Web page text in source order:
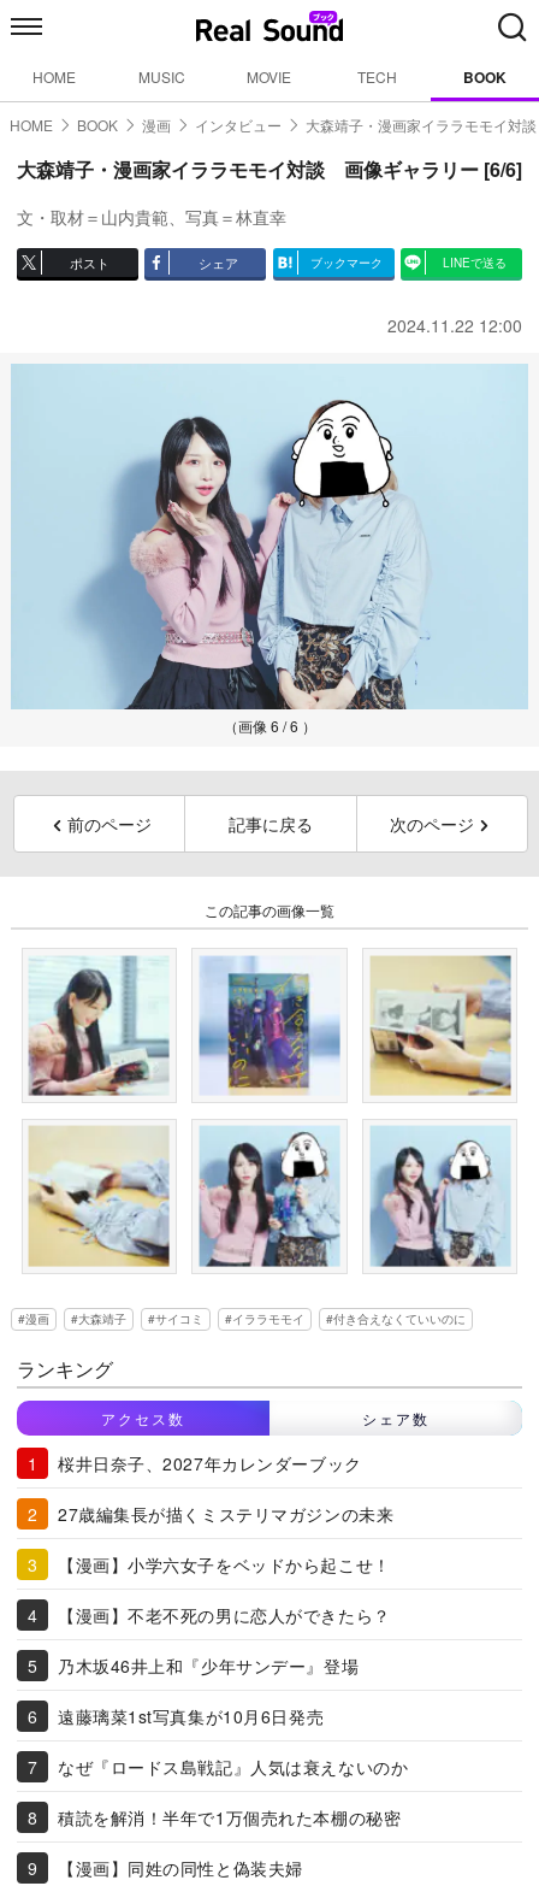
HOME MUSIC MOVIE TECH BOOK
HOME BOOK 漫画 インタビュー 大森靖子・漫画家イララモモイ対談
大森靖子・漫画家イララモモイ対談 画像ギャラリー [6/6]
文・取材＝山内貴範、写真＝林直幸
ポスト シェア ブックマーク LINEで送る
2024.11.22 12:00
（画像 6 / 6 ）
前のページ 記事に戻る 次のページ
この記事の画像一覧
漫画 大森靖子 サイコミ イララモモイ 付き合えなくていいのに
ランキング
アクセス数 シェア数
桜井日奈子、2027年カレンダーブック
27歳編集長が描くミステリマガジンの未来
【漫画】小学六女子をベッドから起こせ！
【漫画】不老不死の男に恋人ができたら？
乃木坂46井上和『少年サンデー』登場
遠藤璃菜1st写真集が10月6日発売
なぜ『ロードス島戦記』人気は衰えないのか
積読を解消！半年で1万個売れた本棚の秘密
【漫画】同姓の同性と偽装夫婦